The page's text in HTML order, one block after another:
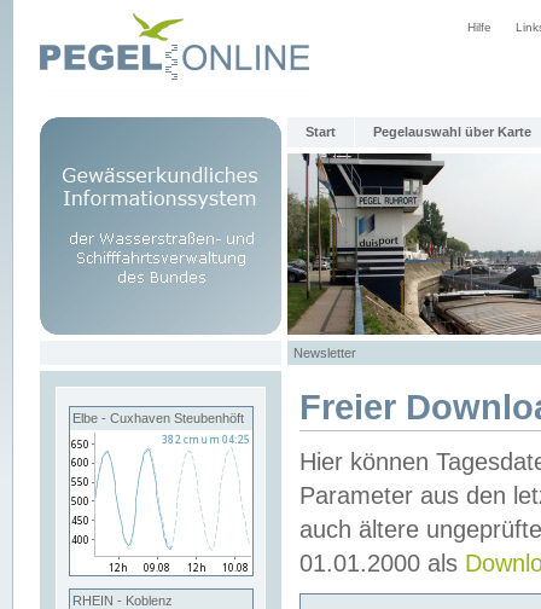
Hilfe
Start Pegelauswahl über Karte
Newsletter
Elbe - Cuxhaven Steubenhöft
RHEIN - Koblenz
Freier
Hier können
Parameter aus den
auch ältere
01.01.2000 als